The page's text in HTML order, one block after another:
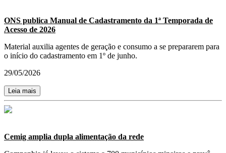
ONS publica Manual de Cadastramento da 1ª Temporada de
Acesso de 2026
Material auxilia agentes de geração e consumo a se prepararem para
o início do cadastramento em 1º de junho.
29/05/2026
Leia mais
Cemig amplia dupla alimentação da rede